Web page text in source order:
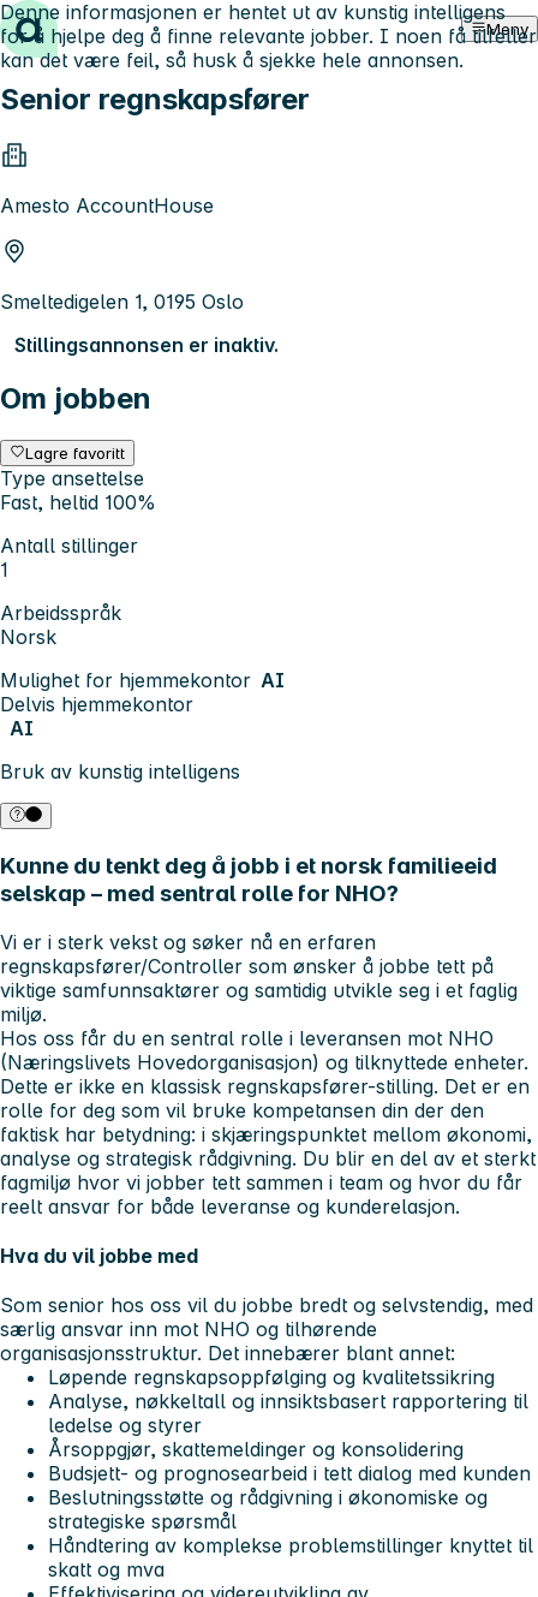
Hopp til innhold Meny
Senior regnskapsfører
Amesto AccountHouse
Smeltedigelen 1, 0195 Oslo
Stillingsannonsen er inaktiv.
Om jobben
Lagre favoritt
Type ansettelse
Fast, heltid 100%
Antall stillinger
1
Arbeidsspråk
Norsk
Mulighet for hjemmekontor AI
Delvis hjemmekontor
AI
Bruk av kunstig intelligens
Denne informasjonen er hentet ut av kunstig intelligens
for å hjelpe deg å finne relevante jobber. I noen få tilfeller
kan det være feil, så husk å sjekke hele annonsen.
Kunne du tenkt deg å jobb i et norsk familieeid
selskap – med sentral rolle for NHO?
Vi er i sterk vekst og søker nå en erfaren
regnskapsfører/Controller som ønsker å jobbe tett på
viktige samfunnsaktører og samtidig utvikle seg i et faglig
miljø.
Hos oss får du en sentral rolle i leveransen mot NHO
(Næringslivets Hovedorganisasjon) og tilknyttede enheter.
Dette er ikke en klassisk regnskapsfører-stilling. Det er en
rolle for deg som vil bruke kompetansen din der den
faktisk har betydning: i skjæringspunktet mellom økonomi,
analyse og strategisk rådgivning. Du blir en del av et sterkt
fagmiljø hvor vi jobber tett sammen i team og hvor du får
reelt ansvar for både leveranse og kunderelasjon.
Hva du vil jobbe med
Som senior hos oss vil du jobbe bredt og selvstendig, med
særlig ansvar inn mot NHO og tilhørende
organisasjonsstruktur. Det innebærer blant annet:
Løpende regnskapsoppfølging og kvalitetssikring
Analyse, nøkkeltall og innsiktsbasert rapportering til
ledelse og styrer
Årsoppgjør, skattemeldinger og konsolidering
Budsjett- og prognosearbeid i tett dialog med kunden
Beslutningsstøtte og rådgivning i økonomiske og
strategiske spørsmål
Håndtering av komplekse problemstillinger knyttet til
skatt og mva